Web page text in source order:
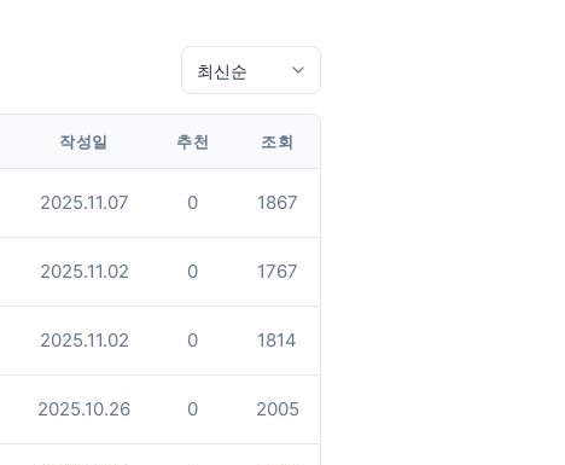
작성일 추천 조회
2025.11.07 0 1867
2025.11.02 0 1767
2025.11.02 0 1814
2025.10.26 0 2005